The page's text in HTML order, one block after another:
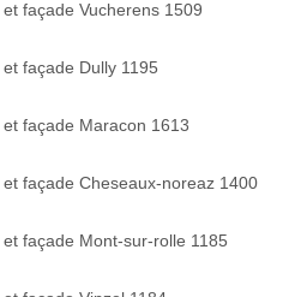
façade Vucherens 1509
façade Dully 1195
façade Maracon 1613
façade Cheseaux-noreaz 1400
façade Mont-sur-rolle 1185